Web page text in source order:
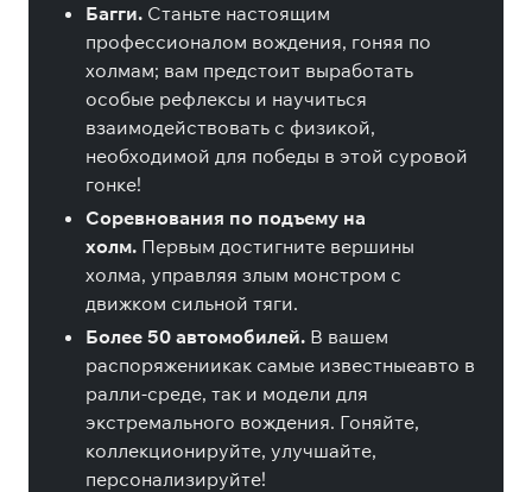
Багги. Станьте настоящим
профессионалом вождения, гоняя по
холмам; вам предстоит выработать
особые рефлексы и научиться
взаимодействовать с физикой,
необходимой для победы в этой суровой
гонке!
Соревнования по подъему на
холм. Первым достигните вершины
холма, управляя злым монстром с
движком сильной тяги.
Более 50 автомобилей. В вашем
распоряжениикак самые известныеавто в
ралли-среде, так и модели для
экстремального вождения. Гоняйте,
коллекционируйте, улучшайте,
персонализируйте!